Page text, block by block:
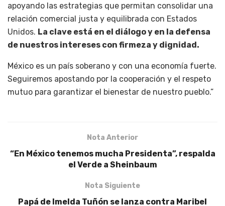
apoyando las estrategias que permitan consolidar una
relación comercial justa y equilibrada con Estados
Unidos. La clave está en el diálogo y en la defensa
de nuestros intereses con firmeza y dignidad.
México es un país soberano y con una economía fuerte.
Seguiremos apostando por la cooperación y el respeto
mutuo para garantizar el bienestar de nuestro pueblo.”
Nota Anterior
“En México tenemos mucha Presidenta”, respalda
el Verde a Sheinbaum
Nota Siguiente
Papá de Imelda Tuñón se lanza contra Maribel